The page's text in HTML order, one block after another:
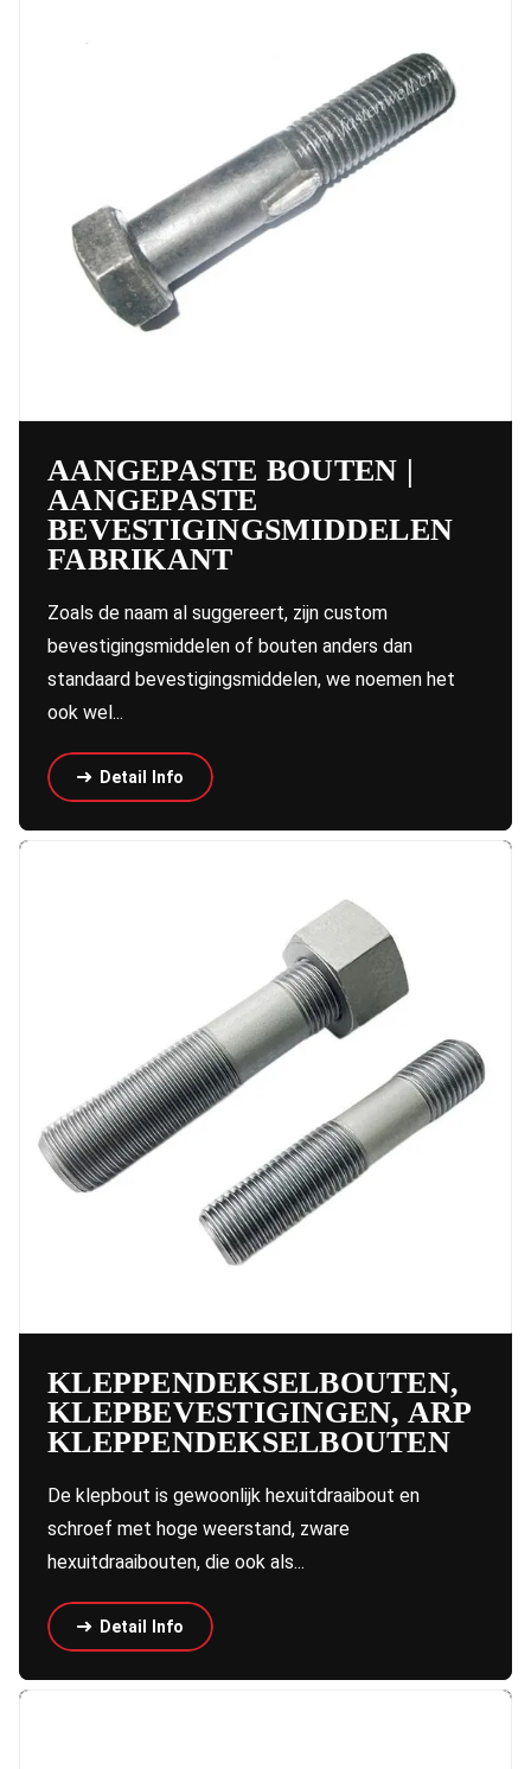
AANGEPASTE BOUTEN |
AANGEPASTE
BEVESTIGINGSMIDDELEN
FABRIKANT
Zoals de naam al suggereert, zijn custom
bevestigingsmiddelen of bouten anders dan
standaard bevestigingsmiddelen, we noemen het
ook wel...
Detail Info
KLEPPENDEKSELBOUTEN,
KLEPBEVESTIGINGEN, ARP
KLEPPENDEKSELBOUTEN
De klepbout is gewoonlijk hexuitdraaibout en
schroef met hoge weerstand, zware
hexuitdraaibouten, die ook als...
Detail Info